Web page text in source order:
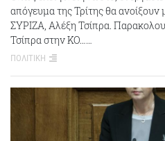
απόγευμα της Τρίτης θα ανοίξουν
ΣΥΡΙΖΑ, Αλέξη Τσίπρα.
Τσίπρα στην ΚΟ……
ΠΟΛΙΤΙΚΗ